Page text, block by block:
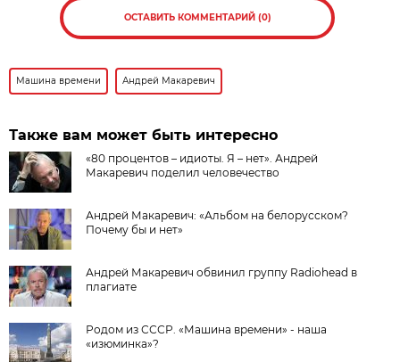
ОСТАВИТЬ КОММЕНТАРИЙ (0)
Машина времени Андрей Макаревич
Также вам может быть интересно
«80 процентов – идиоты. Я – нет». Андрей
Макаревич поделил человечество
Андрей Макаревич: «Альбом на белорусском?
Почему бы и нет»
Андрей Макаревич обвинил группу Radiohead в
плагиате
Родом из СССР. «Машина времени» - наша
«изюминка»?